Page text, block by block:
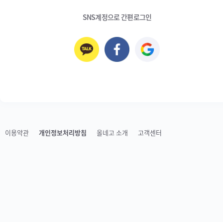
SNS계정으로 간편로그인
이용약관 개인정보처리방침 올네고 소개 고객센터